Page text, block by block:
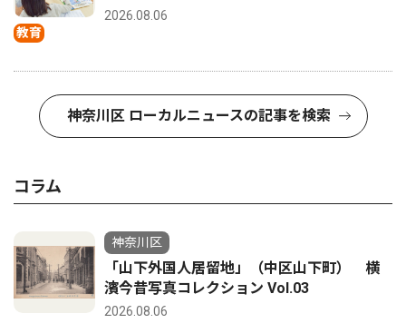
教育
2026.08.06
神奈川区 ローカルニュースの記事を検索
コラム
神奈川区
「山下外国人居留地」（中区山下町） 横
濱今昔写真コレクション Vol.03
2026.08.06